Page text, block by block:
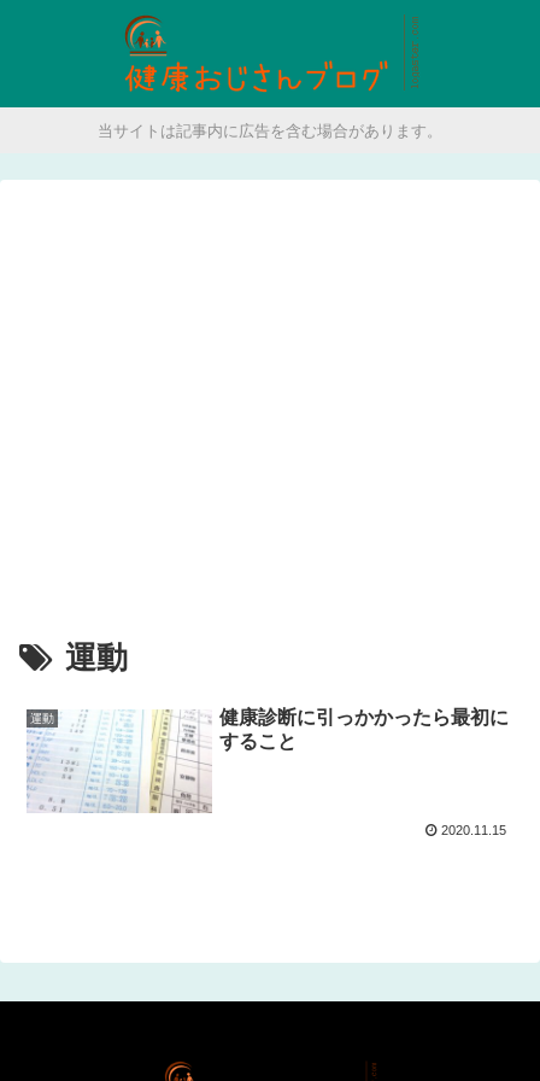
当サイトは記事内に広告を含む場合があります。
運動
運動
健康診断に引っかかったら最初に
すること
2020.11.15